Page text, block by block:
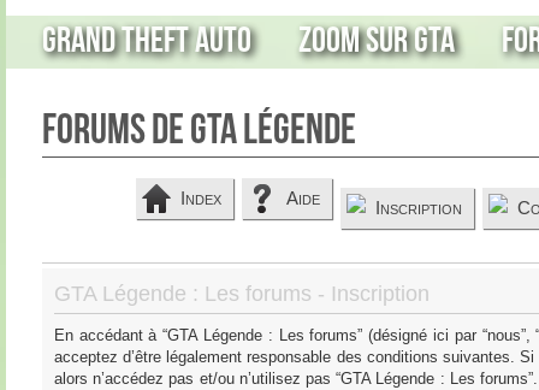
Grand Theft Auto Zoom sur GTA
Forums de GTA Légende
Index Aide Inscription
GTA Légende : Les forums - Inscription
En accédant à “GTA Légende : Les forums” (désigné ici par
acceptez d’être légalement responsable des conditions suivantes.
alors n’accédez pas et/ou n’utilisez pas “GTA Légende : Les